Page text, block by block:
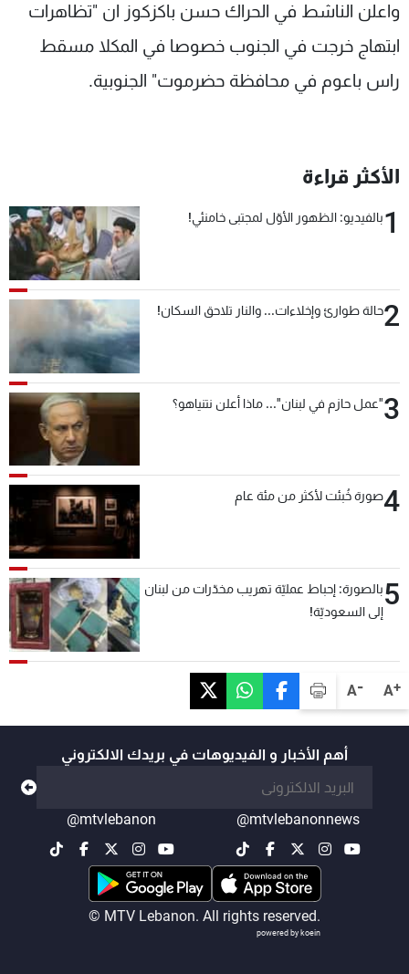
A+
A-
واعلن الناشط في الحراك حسن باكزكوز ان "تظاهرات
ابتهاج خرجت في الجنوب خصوصا في المكلا مسقط
راس باعوم في محافظة حضرموت" الجنوبية.
الأكثر قراءة
1بالفيديو: الظهور الأوّل لمجتبى خامنئي!
2حالة طوارئ وإخلاءات... والنار تلاحق السكان!
3"عمل حازم في لبنان"... ماذا أعلن نتنياهو؟
4صورة خُبئت لأكثر من مئة عام
5بالصورة: إحباط عمليّة تهريب مخدّرات من لبنان
إلى السعوديّة!
أهم الأخبار و الفيديوهات في بريدك الالكتروني
@mtvlebanonnews
@mtvlebanon
© MTV Lebanon. All rights reserved.
powered by koein